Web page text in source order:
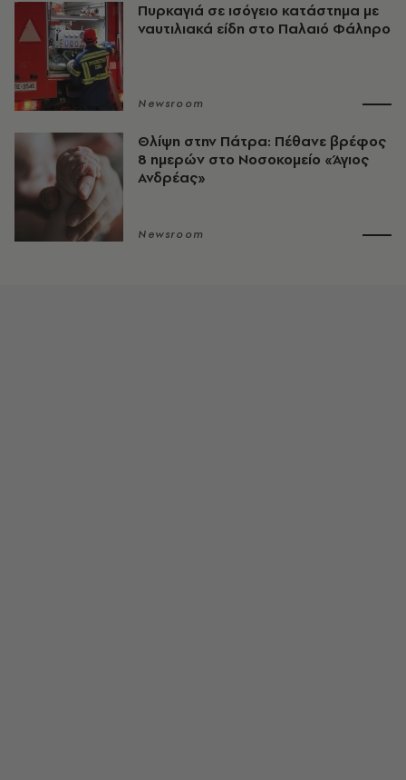
Πυρκαγιά σε ισόγειο κατάστημα με
ναυτιλιακά είδη στο Παλαιό Φάληρο
Newsroom
Θλίψη στην Πάτρα: Πέθανε βρέφος
8 ημερών στο Νοσοκομείο «Άγιος
Ανδρέας»
Newsroom